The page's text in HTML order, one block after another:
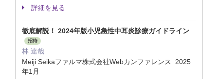
詳細を見る
徹底解説！ 2024年版小児急性中耳炎診療ガイドライン
招待
林 達哉
Meiji Seikaファルマ株式会社Webカンファレンス 2025
年1月